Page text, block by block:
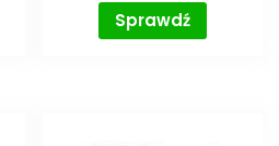
Sprawdź